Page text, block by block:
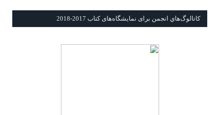
كاتالوگ‌هاي انجمن برای نمايشگاه‌های كتاب 2017-2018